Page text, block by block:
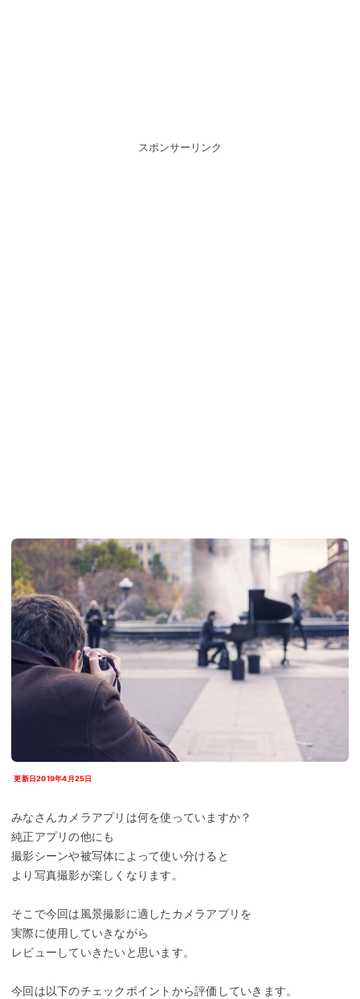
スポンサーリンク
更新日2019年4月25日
みなさんカメラアプリは何を使っていますか？
純正アプリの他にも
撮影シーンや被写体によって使い分けると
より写真撮影が楽しくなります。
そこで今回は風景撮影に適したカメラアプリを
実際に使用していきながら
レビューしていきたいと思います。
今回は以下のチェックポイントから評価していきます。